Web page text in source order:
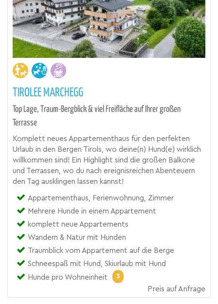
TIROLEE MARCHEGG
Top Lage, Traum-Bergblick & viel Freifläche auf Ihrer großen
Terrasse
Komplett neues Appartementhaus für den perfekten
Urlaub in den Bergen Tirols, wo deine(n) Hund(e) wirklich
willkommen sind! Ein Highlight sind die großen Balkone
und Terrassen, wo du nach ereignisreichen Abenteuern
den Tag ausklingen lassen kannst!
Appartementhaus, Ferienwohnung, Zimmer
Mehrere Hunde in einem Appartement
komplett neue Appartements
Wandern & Natur mit Hunden
Traumblick vom Appartement auf die Berge
Schneespaß mit Hund, Skiurlaub mit Hund
Hunde pro Wohneinheit
3
Preis auf Anfrage